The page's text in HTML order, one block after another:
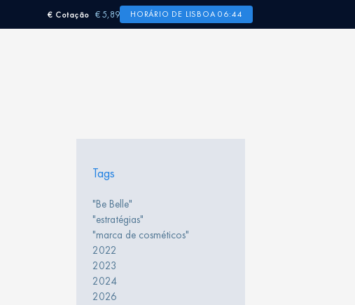
€ Cotação € 5,89 HORÁRIO DE LISBOA 06:44
Tags
"Be Belle"
"estratégias"
"marca de cosméticos"
2022
2023
2024
2026